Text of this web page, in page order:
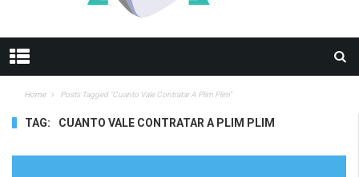
Home Posts Tagged "cuanto Vale Contratar A Plim Plim"
TAG: CUANTO VALE CONTRATAR A PLIM PLIM